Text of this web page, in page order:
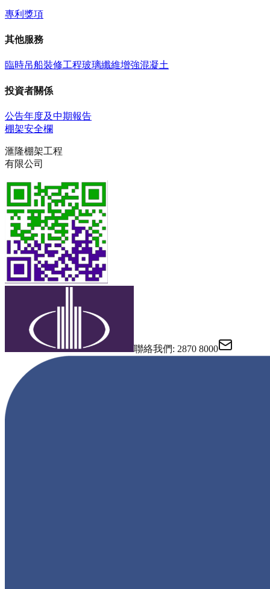
專利 獎項
其他服務
臨時吊船裝修工程玻璃纖維增強混凝土
投資者關係
公告年度及中期報告
棚架安全欄
滙隆棚架工程
有限公司
聯絡我們: 2870 8000